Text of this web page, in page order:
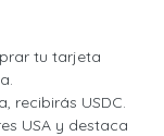
tu tarjeta
recibirás USDC.
USA y destaca